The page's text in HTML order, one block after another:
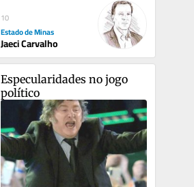
10
Estado de Minas
Jaeci Carvalho
Especularidades no jogo
político